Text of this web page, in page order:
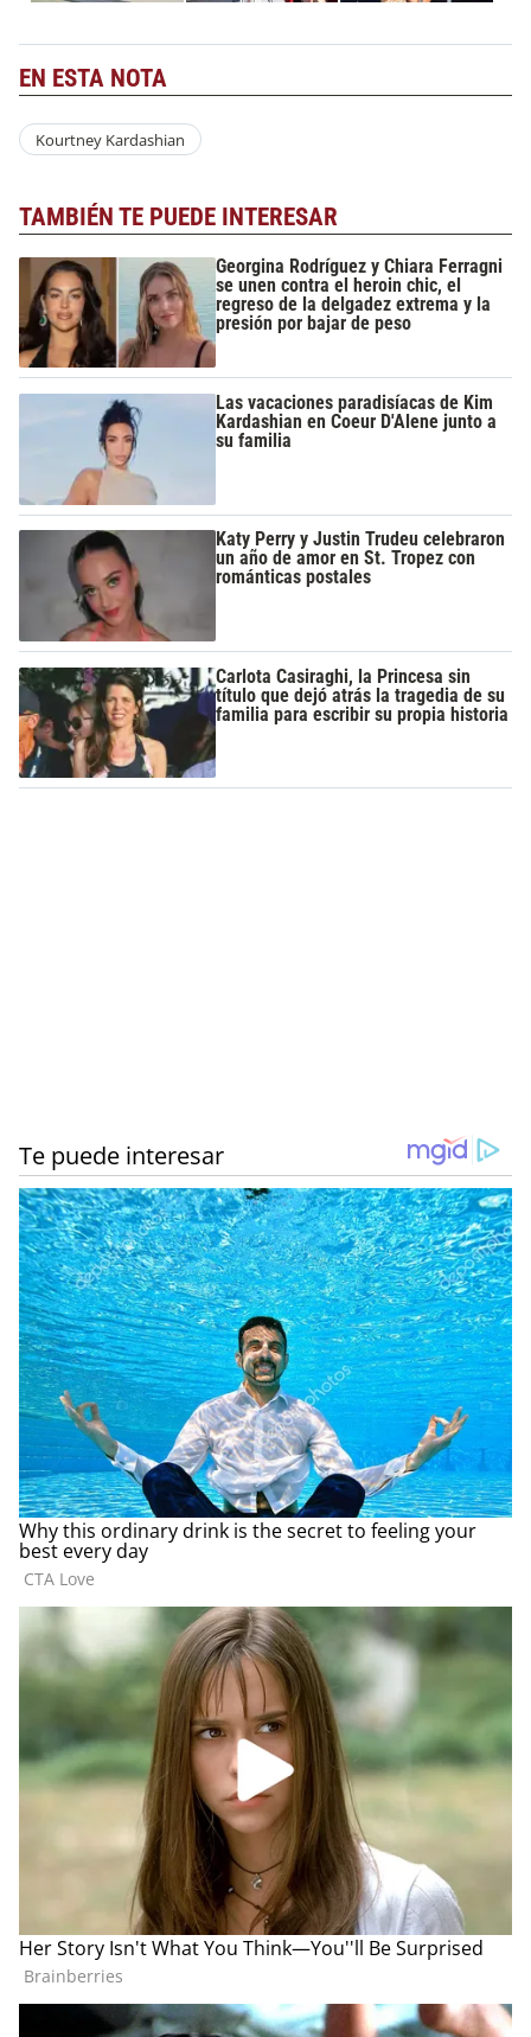
EN ESTA NOTA
Kourtney Kardashian
TAMBIÉN TE PUEDE INTERESAR
Georgina Rodríguez y Chiara Ferragni
se unen contra el heroin chic, el
regreso de la delgadez extrema y la
presión por bajar de peso
Las vacaciones paradisíacas de Kim
Kardashian en Coeur D'Alene junto a
su familia
Katy Perry y Justin Trudeu celebraron
un año de amor en St. Tropez con
románticas postales
Carlota Casiraghi, la Princesa sin
título que dejó atrás la tragedia de su
familia para escribir su propia historia